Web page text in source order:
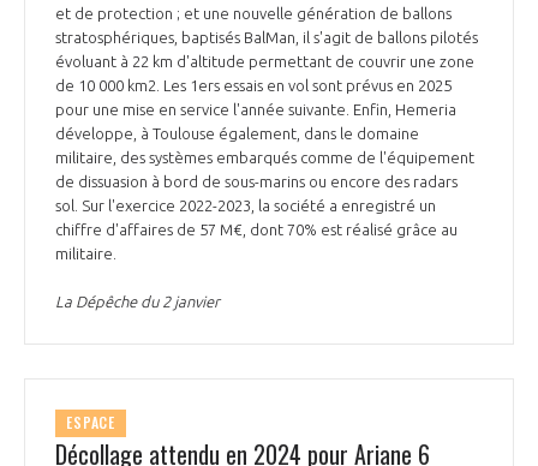
et de protection ; et une nouvelle génération de ballons
stratosphériques, baptisés BalMan, il s'agit de ballons pilotés
évoluant à 22 km d'altitude permettant de couvrir une zone
de 10 000 km2. Les 1ers essais en vol sont prévus en 2025
pour une mise en service l'année suivante. Enfin, Hemeria
développe, à Toulouse également, dans le domaine
militaire, des systèmes embarqués comme de l'équipement
de dissuasion à bord de sous-marins ou encore des radars
sol. Sur l'exercice 2022-2023, la société a enregistré un
chiffre d'affaires de 57 M€, dont 70% est réalisé grâce au
militaire.
La Dépêche du 2 janvier
ESPACE
Décollage attendu en 2024 pour Ariane 6